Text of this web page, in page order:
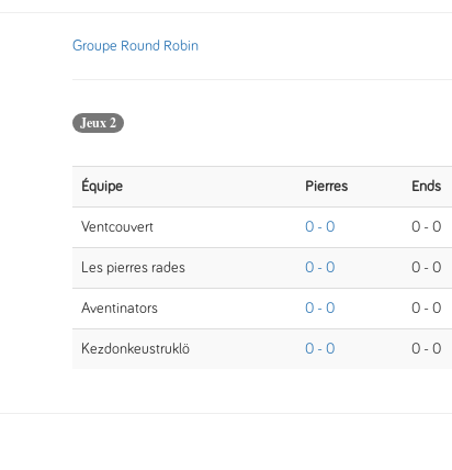
Groupe Round Robin
Jeux 2
Équipe Pierres Ends
Ventcouvert 0 - 0 0 - 0
Les pierres rades 0 - 0 0 - 0
Aventinators 0 - 0 0 - 0
Kezdonkeustruklö 0 - 0 0 - 0